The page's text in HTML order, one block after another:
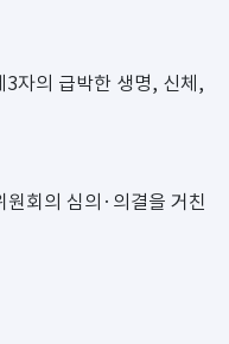
3자의 급박한 생명, 신체,
회의 심의·의결을 거친